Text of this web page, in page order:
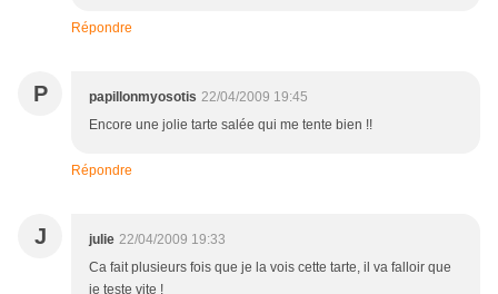
Répondre
P papillonmyosotis 22/04/2009 19:45
Encore une jolie tarte salée qui me tente bien !!
Répondre
J julie 22/04/2009 19:33
Ca fait plusieurs fois que je la vois cette tarte, il va falloir que
je teste vite !